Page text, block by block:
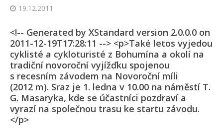
19.12.2011
<!-- Generated by XStandard version 2.0.0.0 on
2011-12-19T17:28:11 --> <p>Také letos vyjedou
cyklisté a cykloturisté z Bohumína a okolí na
tradiční novoroční vyjížďku spojenou
s recesním závodem na Novoroční míli
(2012 m). Sraz je 1. ledna v 10.00 na náměstí T.
G. Masaryka, kde se účastníci pozdraví a
vyrazí na společnou trasu ke startu závodu.
</p>